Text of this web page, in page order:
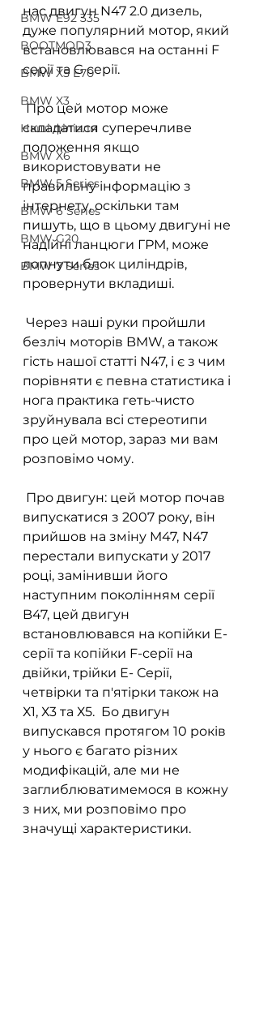
BMW E92 335
BOOTMOD3
BMW X5 E70
BMW X3
Наші філіали
BMW X6
BMW 5 Series
BMW 6 Series
BMW G20
BMW 7 Series
нас двигун N47 2.0 дизель,
дуже популярний мотор, який
встановлювався на останні F
серії та G серії.
Про цей мотор може
складатися суперечливе
положення якщо
використовувати не
правильну інформацію з
інтернету, оскільки там
пишуть, що в цьому двигуні не
надійні ланцюги ГРМ, може
лопнути блок циліндрів,
провернути вкладиші.
безліч моторів BMW, а також
гість нашої статті N47, і є з чим
порівняти є певна статистика і
нога практика геть-чисто
зруйнувала всі стереотипи
про цей мотор, зараз ми вам
розповімо чому.
випускатися з 2007 року, він
прийшов на зміну M47, N47
перестали випускати у 2017
році, замінивши його
наступним поколінням серії
B47, цей двигун
встановлювався на копійки E-
серії та копійки F-серії на
двійки, трійки Е- Серії,
четвірки та п'ятірки також на
Х1, Х3 та Х5.  Бо двигун
випускався протягом 10 років
у нього є багато різних
модифікацій, але ми не
заглиблюватимемося в кожну
з них, ми розповімо про
значущі характеристики.